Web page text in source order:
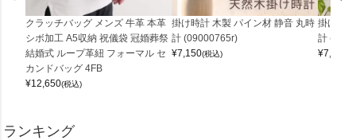
クラッチバッグ メンズ 牛革 本革
シボ加工 A5収納 祝儀袋 冠婚葬祭
結婚式 ループ革紐 フォーマル セ
カンドバッグ 4FB
¥12,650(税込)
掛け時計 木製 パイン材 静音 丸時
計 (09000765r)
¥7,150(税込)
掛け時
計
¥7,150
ランキング